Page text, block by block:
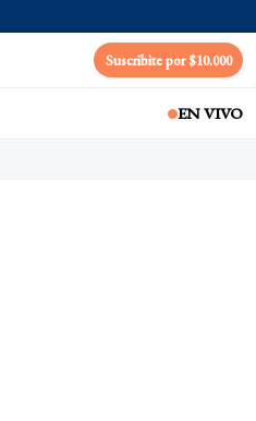
Suscribite por $10.000
EN VIVO